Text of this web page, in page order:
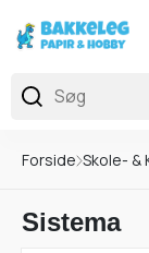
Forside Skole- &
Sistema